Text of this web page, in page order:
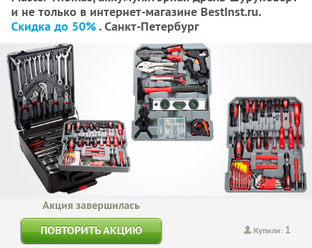
и не только в интернет-магазине BestInst.ru.
Скидка до 50%. Санкт-Петербург
Купили: 1
Акция завершилась
ПОВТОРИТЬ АКЦИЮ